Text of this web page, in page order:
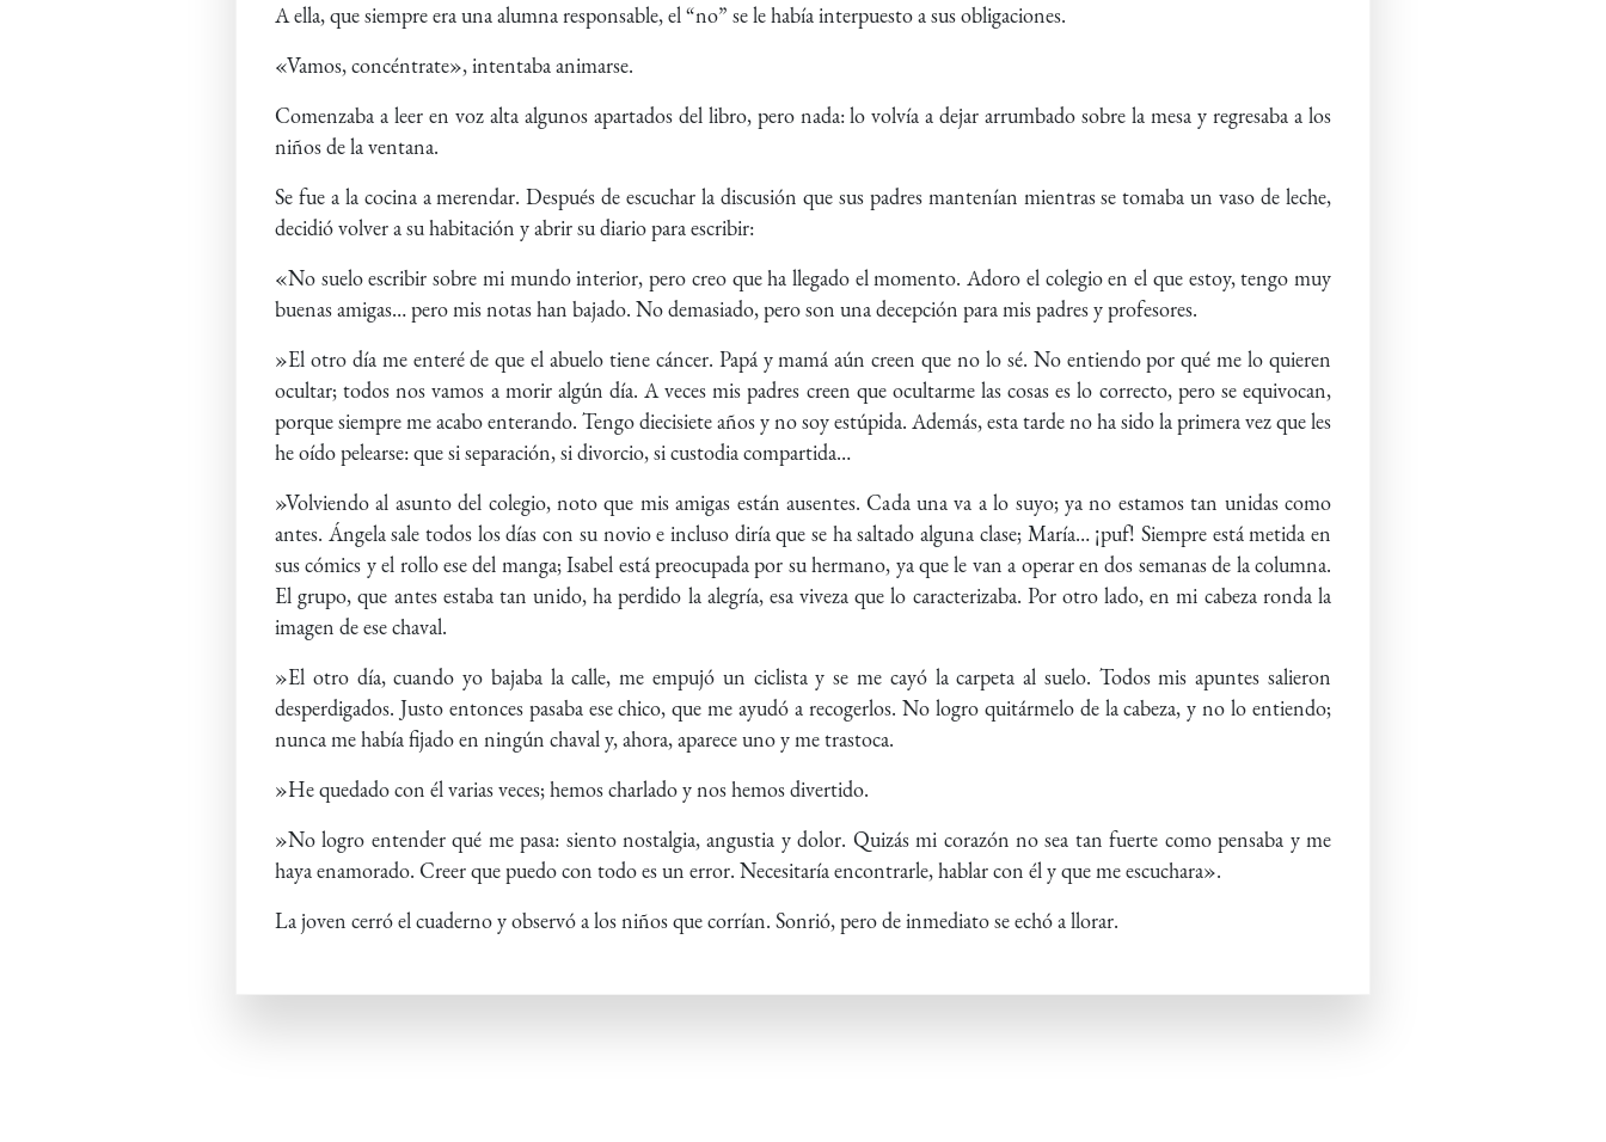
A ella, que siempre era una alumna responsable, el “no” se le había interpuesto a sus obligaciones.
«Vamos, concéntrate», intentaba animarse.
Comenzaba a leer en voz alta algunos apartados del libro, pero nada: lo volvía a dejar arrumbado sobre la mesa y regresaba a los
niños de la ventana.
Se fue a la cocina a merendar. Después de escuchar la discusión que sus padres mantenían mientras se tomaba un vaso de leche,
decidió volver a su habitación y abrir su diario para escribir:
«No suelo escribir sobre mi mundo interior, pero creo que ha llegado el momento. Adoro el colegio en el que estoy, tengo muy
buenas amigas… pero mis notas han bajado. No demasiado, pero son una decepción para mis padres y profesores.
»El otro día me enteré de que el abuelo tiene cáncer. Papá y mamá aún creen que no lo sé. No entiendo por qué me lo quieren
ocultar; todos nos vamos a morir algún día. A veces mis padres creen que ocultarme las cosas es lo correcto, pero se equivocan,
porque siempre me acabo enterando. Tengo diecisiete años y no soy estúpida. Además, esta tarde no ha sido la primera vez que les
he oído pelearse: que si separación, si divorcio, si custodia compartida…
»Volviendo al asunto del colegio, noto que mis amigas están ausentes. Cada una va a lo suyo; ya no estamos tan unidas como
antes. Ángela sale todos los días con su novio e incluso diría que se ha saltado alguna clase; María… ¡puf! Siempre está metida en
sus cómics y el rollo ese del manga; Isabel está preocupada por su hermano, ya que le van a operar en dos semanas de la columna.
El grupo, que antes estaba tan unido, ha perdido la alegría, esa viveza que lo caracterizaba. Por otro lado, en mi cabeza ronda la
imagen de ese chaval.
»El otro día, cuando yo bajaba la calle, me empujó un ciclista y se me cayó la carpeta al suelo. Todos mis apuntes salieron
desperdigados. Justo entonces pasaba ese chico, que me ayudó a recogerlos. No logro quitármelo de la cabeza, y no lo entiendo;
nunca me había fijado en ningún chaval y, ahora, aparece uno y me trastoca.
»He quedado con él varias veces; hemos charlado y nos hemos divertido.
»No logro entender qué me pasa: siento nostalgia, angustia y dolor. Quizás mi corazón no sea tan fuerte como pensaba y me
haya enamorado. Creer que puedo con todo es un error. Necesitaría encontrarle, hablar con él y que me escuchara».
La joven cerró el cuaderno y observó a los niños que corrían. Sonrió, pero de inmediato se echó a llorar.